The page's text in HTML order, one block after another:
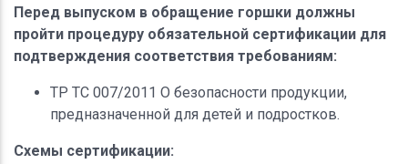
Перед выпуском в обращение горшки должны
пройти процедуру обязательной сертификации для
подтверждения соответствия требованиям:
ТР ТС 007/2011 О безопасности продукции,
предназначенной для детей и подростков.
Схемы сертификации: